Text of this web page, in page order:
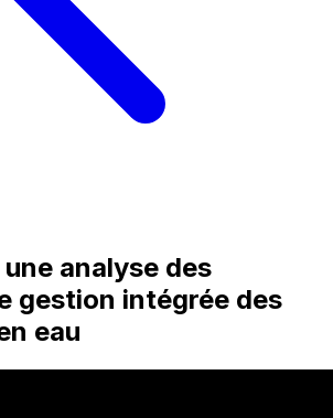
analyse des
gestion intégrée des
eau